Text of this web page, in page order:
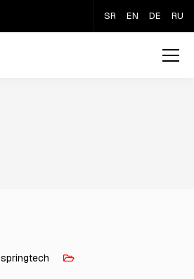
SR EN DE RU
springtech